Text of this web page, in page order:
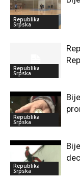
Republika
Srpska
Republika
Srpska
Republika
Srpska
Republika
Srpska